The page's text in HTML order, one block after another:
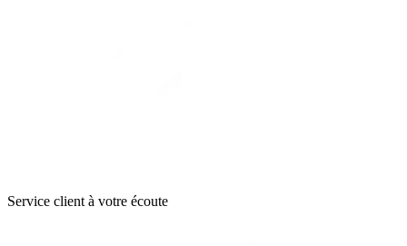
Service client à votre écoute